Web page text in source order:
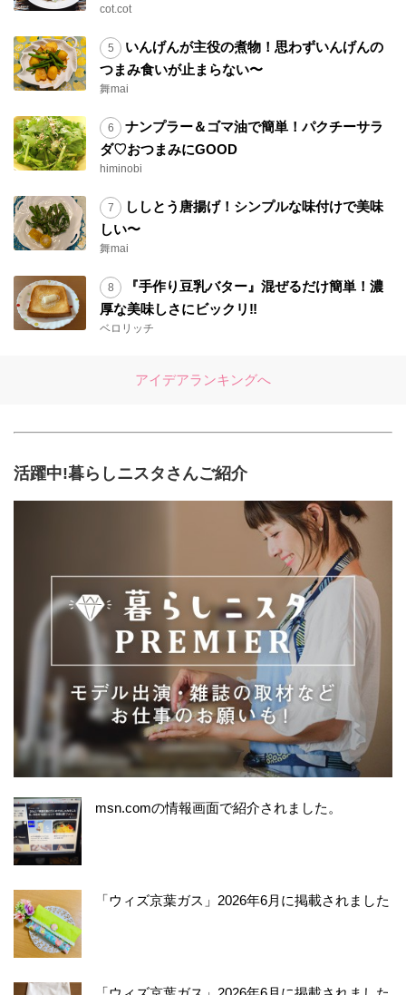
cot.cot
いんげんが主役の煮物！思わずいんげんの
つまみ食いが止まらない〜
舞mai
ナンプラー＆ゴマ油で簡単！パクチーサラ
ダ♡おつまみにGOOD
himinobi
ししとう唐揚げ！シンプルな味付けで美味
しい〜
舞mai
『手作り豆乳バター』混ぜるだけ簡単！濃
厚な美味しさにビックリ‼︎
ベロリッチ
アイデアランキングへ
活躍中!暮らしニスタさんご紹介
msn.comの情報画面で紹介されました。
「ウィズ京葉ガス」2026年6月に掲載されました